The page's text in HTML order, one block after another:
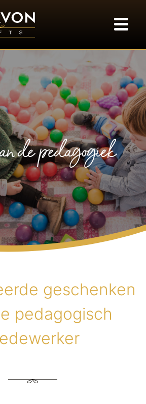
de pedagogiek
geschenken
pedagogisch